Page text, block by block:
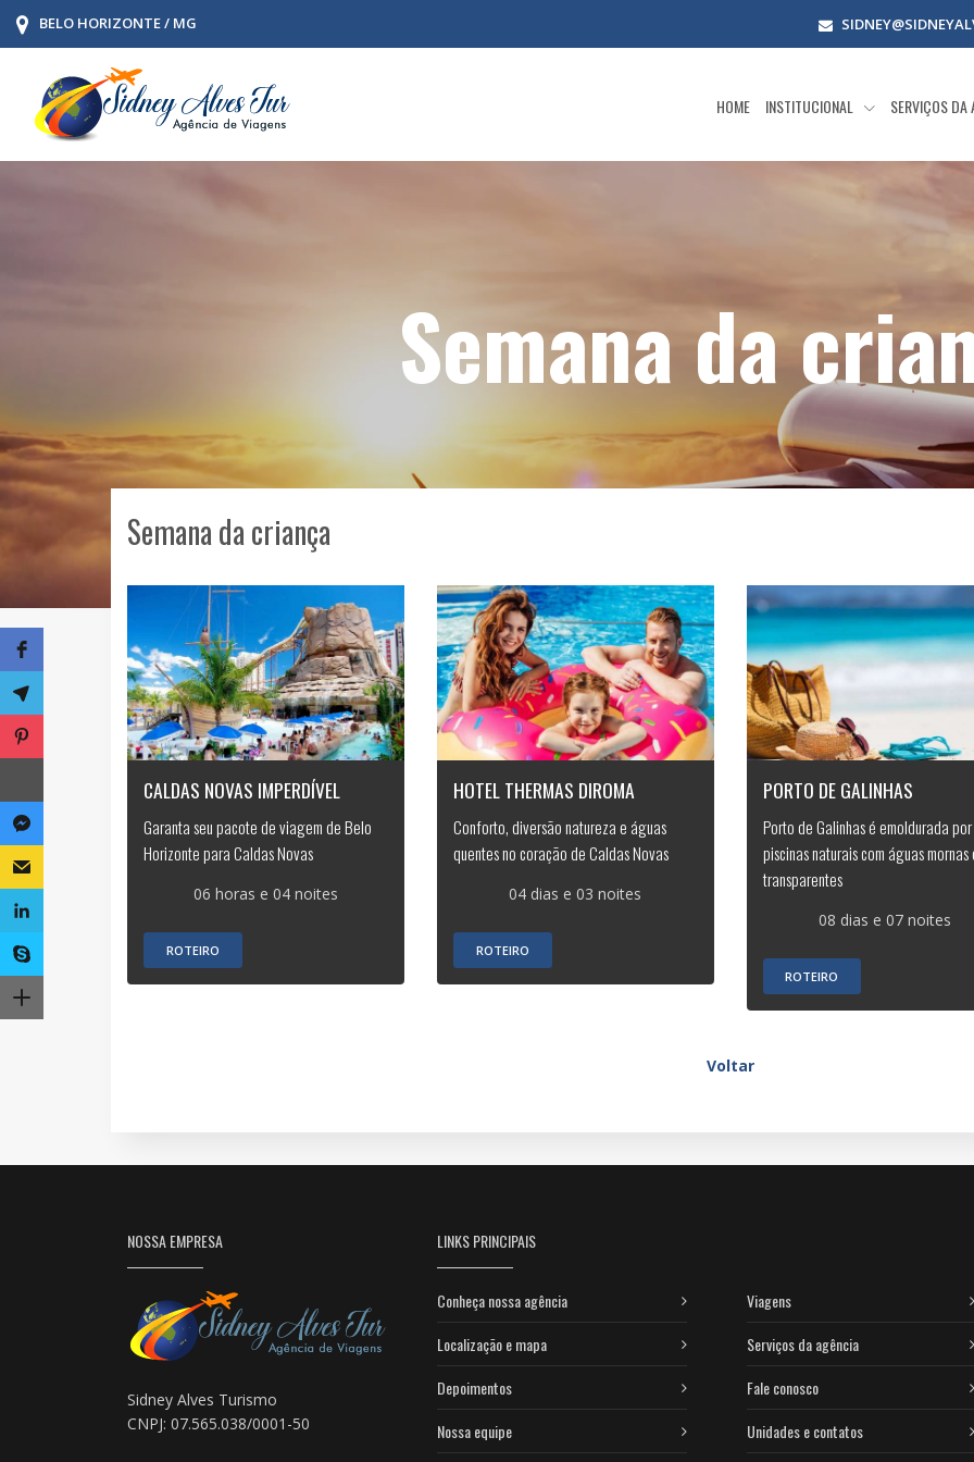
BELO HORIZONTE / MG
HOME INSTITUCIONAL SERVIÇOS
Semana da
Semana da criança
CALDAS NOVAS IMPERDÍVEL
Garanta seu pacote de viagem de Belo
Horizonte para Caldas Novas
06 horas e 04 noites
ROTEIRO
HOTEL THERMAS DIROMA
Conforto, diversão natureza e águas
quentes no coração de Caldas Novas
04 dias e 03 noites
ROTEIRO
PORTO DE GALINHAS
Porto de Galinhas é emoldurada por
piscinas naturais com águas mornas
transparentes
08 dias e 07 noites
ROTEIRO
Voltar
NOSSA EMPRESA
Sidney Alves Turismo
CNPJ: 07.565.038/0001-50
LINKS PRINCIPAIS
Conheça nossa agência
Localização e mapa
Depoimentos
Nossa equipe
Viagens
Serviços da agência
Fale conosco
Unidades e contatos